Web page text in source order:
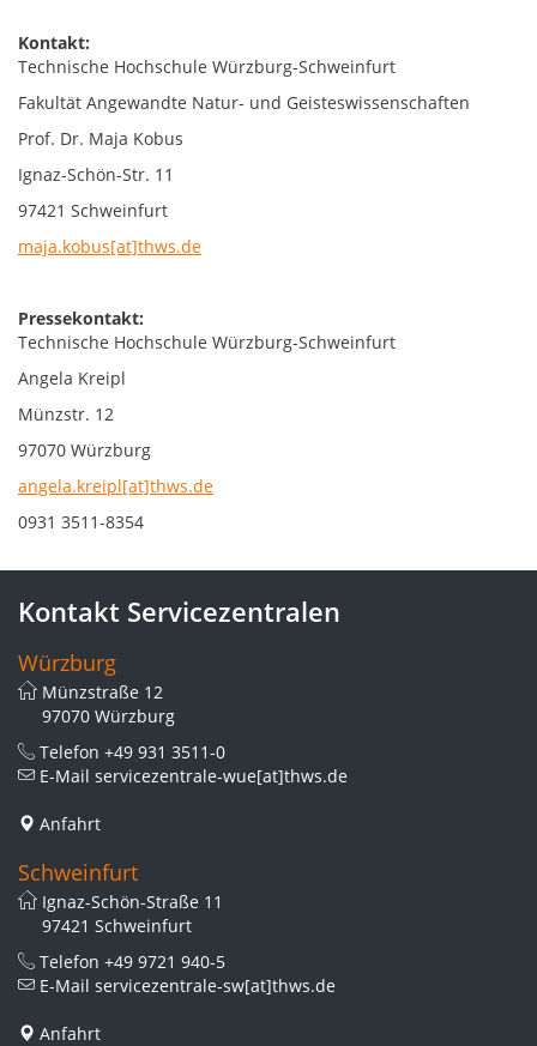
Kontakt:
Technische Hochschule Würzburg-Schweinfurt
Fakultät Angewandte Natur- und Geisteswissenschaften
Prof. Dr. Maja Kobus
Ignaz-Schön-Str. 11
97421 Schweinfurt
maja.kobus[at]thws.de
Pressekontakt:
Technische Hochschule Würzburg-Schweinfurt
Angela Kreipl
Münzstr. 12
97070 Würzburg
angela.kreipl[at]thws.de
0931 3511-8354
Kontakt Servicezentralen
Würzburg
Münzstraße 12
97070 Würzburg
Telefon +49 931 3511-0
E-Mail servicezentrale-wue[at]thws.de
Anfahrt
Schweinfurt
Ignaz-Schön-Straße 11
97421 Schweinfurt
Telefon +49 9721 940-5
E-Mail servicezentrale-sw[at]thws.de
Anfahrt